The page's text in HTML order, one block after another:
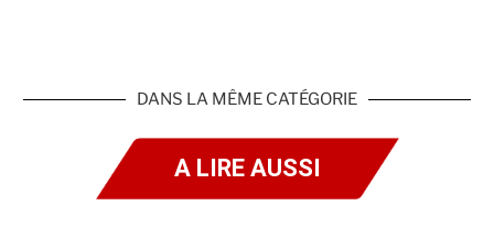
DANS LA MÊME CATÉGORIE
A LIRE AUSSI